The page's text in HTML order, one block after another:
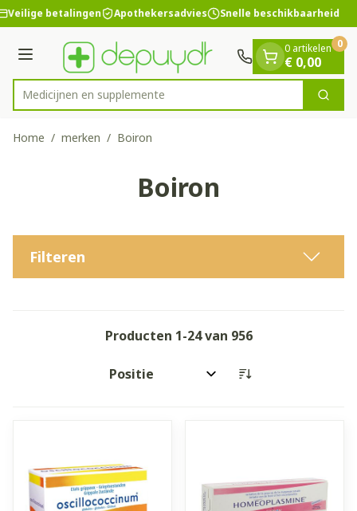
Ga naar de inhoud
1 van 1
Veilige betalingen Apothekersadvies Snelle beschikbaarheid
Menu
Product, merk, categorie...
Medici Zoek
0 artikelen
€ 0,00
0
Home / merken / Boiron
Boiron
Filteren
Producten 1-24van 956
Sorteer op: